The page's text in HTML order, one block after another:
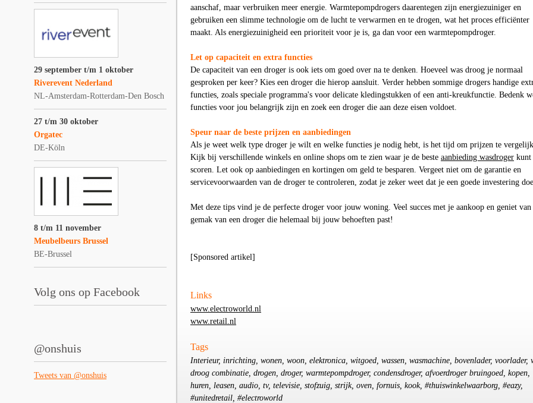
29 september t/m 1 oktober
Riverevent Nederland
NL-Amsterdam-Rotterdam-Den Bosch
27 t/m 30 oktober
Orgatec
DE-Köln
8 t/m 11 november
Meubelbeurs Brussel
BE-Brussel
Volg ons op Facebook
@onshuis
Tweets van @onshuis
aanschaf, maar verbruiken meer energie. Warmtepompdrogers daarentegen zijn energiezuiniger en
gebruiken een slimme technologie om de lucht te verwarmen en te drogen, wat het proces efficiënter
maakt. Als energiezuinigheid een prioriteit voor je is, ga dan voor een warmtepompdroger.
Let op capaciteit en extra functies
De capaciteit van een droger is ook iets om goed over na te denken. Hoeveel was droog je normaal
gesproken per keer? Kies een droger die hierop aansluit. Verder hebben sommige drogers handige
functies, zoals speciale programma's voor delicate kledingstukken of een anti-kreukfunctie. Bedenk
functies voor jou belangrijk zijn en zoek een droger die aan deze eisen voldoet.
Speur naar de beste prijzen en aanbiedingen
Als je weet welk type droger je wilt en welke functies je nodig hebt, is het tijd om prijzen te
Kijk bij verschillende winkels en online shops om te zien waar je de beste aanbieding wasdroger kunt
scoren. Let ook op aanbiedingen en kortingen om geld te besparen. Vergeet niet om de garantie en
servicevoorwaarden van de droger te controleren, zodat je zeker weet dat je een goede investering
Met deze tips vind je de perfecte droger voor jouw woning. Veel succes met je aankoop en geniet van
gemak van een droger die helemaal bij jouw behoeften past!
[Sponsored artikel]
Links
www.electroworld.nl
www.retail.nl
Tags
Interieur, inrichting, wonen, woon, elektronica, witgoed, wassen, wasmachine, bovenlader, voorlader,
droog combinatie, drogen, droger, warmtepompdroger, condensdroger, afvoerdroger bruingoed, kopen,
huren, leasen, audio, tv, televisie, stofzuig, strijk, oven, fornuis, kook, #thuiswinkelwaarborg, #eazy,
#unitedretail, #electroworld